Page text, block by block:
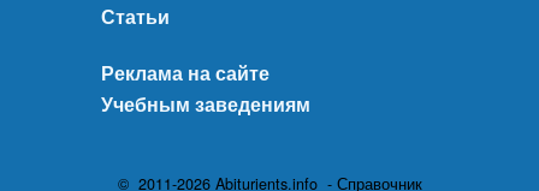
Статьи
Реклама на сайте
Учебным заведениям
© 2011-2026 Abiturients.info - Справочник